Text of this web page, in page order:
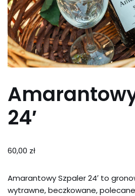
24′
60,00 zł
Amarantowy Szpaler 24′ to
wytrawne, beczkowane,